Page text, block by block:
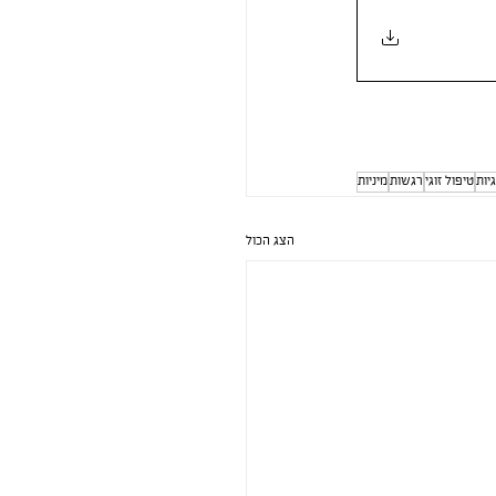
טיפול זוגי רגשותמיניות
הצג הכול